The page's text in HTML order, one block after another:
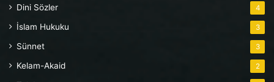
Dini Sözler 4
İslam Hukuku 3
Sünnet 3
Kelam-Akaid 2